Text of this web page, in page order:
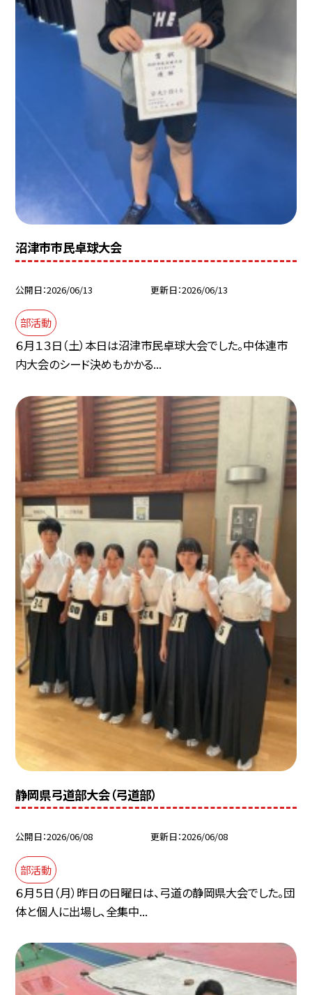
沼津市市民卓球大会
公開日 2026/06/13 更新日 2026/06/13
部活動
６月１３日（土）本日は沼津市民卓球大会でした。中体連市
内大会のシード決めもかかる...
静岡県弓道部大会（弓道部）
公開日 2026/06/08 更新日 2026/06/08
部活動
６月５日（月）昨日の日曜日は、弓道の静岡県大会でした。団
体と個人に出場し、全集中...